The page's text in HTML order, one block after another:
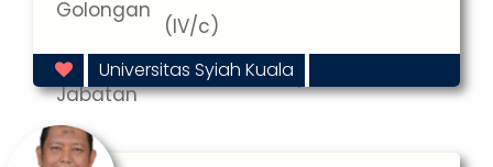
Golongan
(IV/c)
Masa
Jabatan
: 2026-05-13 s/d 2031-05-13
Universitas Syiah Kuala